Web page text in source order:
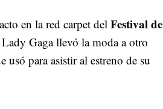
en la red carpet del Festival de
Gaga llevó la moda a otro
usó para asistir al estreno de su